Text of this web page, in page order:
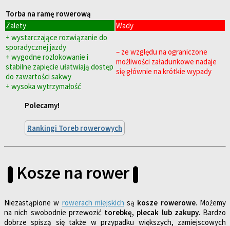
Torba na ramę rowerową
Zalety
Wady
+ wystarczające rozwiązanie do
sporadycznej jazdy
+ wygodne rozlokowanie i
stabilne zapięcie ułatwiają dostęp
do zawartości sakwy
+ wysoka wytrzymałość
– ze względu na ograniczone
możliwości załadunkowe nadaje
się głównie na krótkie wypady
Polecamy!
Rankingi Toreb rowerowych
Kosze na rower
Niezastąpione w rowerach miejskich są kosze rowerowe. Możemy
na nich swobodnie przewozić torebkę, plecak lub zakupy. Bardzo
dobrze spiszą się także w przypadku większych, zamiejscowych